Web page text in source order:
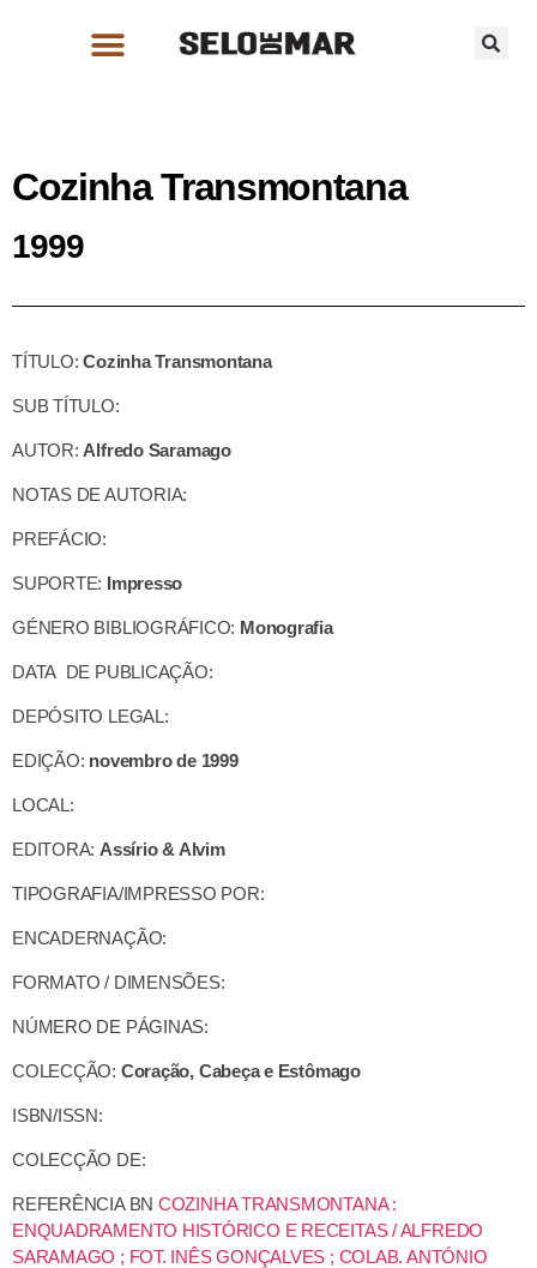
Cozinha Transmontana
1999
TÍTULO: Cozinha Transmontana
SUB TÍTULO:
AUTOR: Alfredo Saramago
NOTAS DE AUTORIA:
PREFÁCIO:
SUPORTE: Impresso
GÉNERO BIBLIOGRÁFICO: Monografia
DATA DE PUBLICAÇÃO:
DEPÓSITO LEGAL:
EDIÇÃO: novembro de 1999
LOCAL:
EDITORA: Assírio & Alvim
TIPOGRAFIA/IMPRESSO POR:
ENCADERNAÇÃO:
FORMATO / DIMENSÕES:
NÚMERO DE PÁGINAS:
COLECÇÃO: Coração, Cabeça e Estômago
ISBN/ISSN:
COLECÇÃO DE:
REFERÊNCIA BN COZINHA TRANSMONTANA :
ENQUADRAMENTO HISTÓRICO E RECEITAS / ALFREDO
SARAMAGO ; FOT. INÊS GONÇALVES ; COLAB. ANTÓNIO